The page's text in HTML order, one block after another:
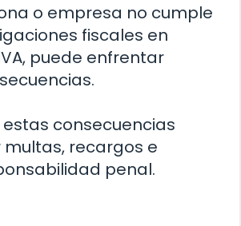
o empresa no cumple
fiscales en
puede enfrentar
consecuencias
multas, recargos e
penal.